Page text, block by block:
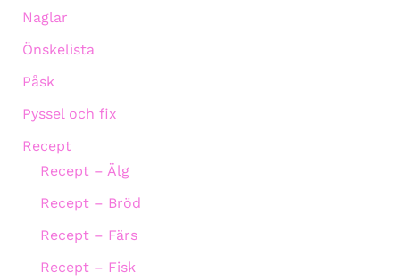
Naglar
Önskelista
Påsk
Pyssel och fix
Recept
Recept – Älg
Recept – Bröd
Recept – Färs
Recept – Fisk